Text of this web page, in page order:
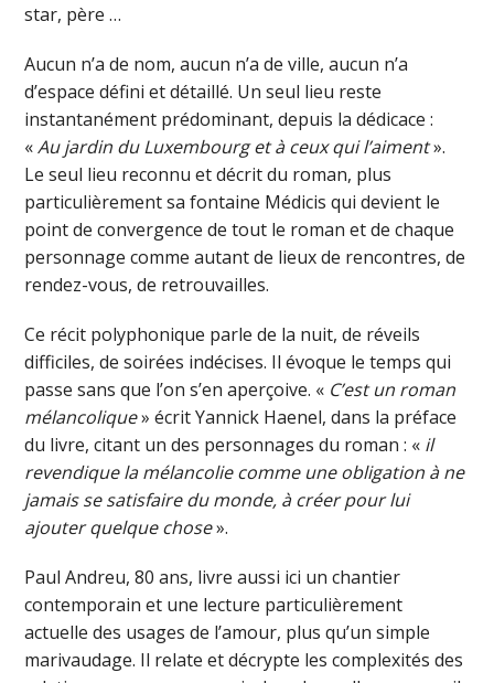
star, père …
Aucun n’a de nom, aucun n’a de ville, aucun n’a
d’espace défini et détaillé. Un seul lieu reste
instantanément prédominant, depuis la dédicace :
«Au jardin du Luxembourg et à ceux qui l’aiment».
Le seul lieu reconnu et décrit du roman, plus
particulièrement sa fontaine Médicis qui devient le
point de convergence de tout le roman et de chaque
personnage comme autant de lieux de rencontres, de
rendez-vous, de retrouvailles.
Ce récit polyphonique parle de la nuit, de réveils
difficiles, de soirées indécises. Il évoque le temps qui
passe sans que l’on s’en aperçoive. « C’est un roman
mélancolique» écrit Yannick Haenel, dans la préface
du livre, citant un des personnages du roman : « il
revendique la mélancolie comme une obligation à ne
jamais se satisfaire du monde, à créer pour lui
ajouter quelque chose».
Paul Andreu, 80 ans, livre aussi ici un chantier
contemporain et une lecture particulièrement
actuelle des usages de l’amour, plus qu’un simple
marivaudage. Il relate et décrypte les complexités des